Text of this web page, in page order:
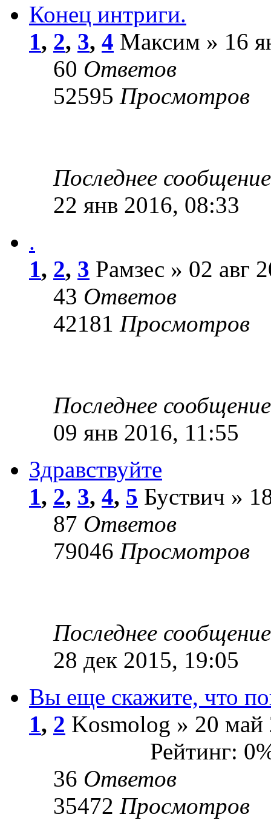
Конец интриги.
1, 2, 3, 4 Максим » 16
60 Ответов
52595 Просмотров
Последнее
22 янв 2016, 08:33
.
1, 2, 3 Рамзес » 02 авг
43 Ответов
42181 Просмотров
Последнее
09 янв 2016, 11:55
Здравствуйте
1, 2, 3, 4, 5 Буствич »
87 Ответов
79046 Просмотров
Последнее
28 дек 2015, 19:05
Вы еще скажите, что
1, 2 Kosmolog » 20 май
Рейтинг:
36 Ответов
35472 Просмотров